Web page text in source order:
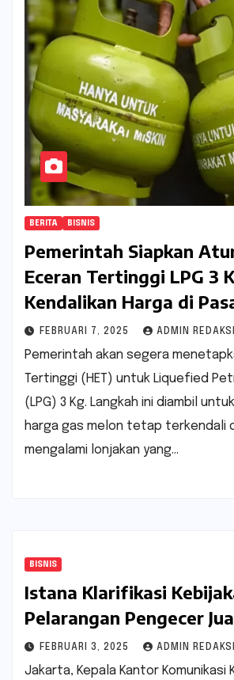
BERITA BISNIS
Pemerintah Siapkan
Eceran Tertinggi LPG 3
Kendalikan Harga di
FEBRUARI 7, 2025 ADMIN
Pemerintah akan segera
Tertinggi (HET) untuk Liquefied
(LPG) 3 Kg. Langkah ini diambil
harga gas melon tetap terkendali
mengalami lonjakan yang…
BISNIS
Istana Klarifikasi
Pelarangan Pengecer
FEBRUARI 3, 2025 ADMIN
Jakarta, Kepala Kantor Komunikasi